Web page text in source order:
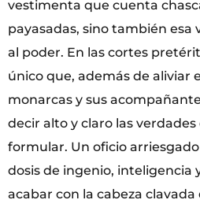
vestimenta que cuenta
payasadas, sino también esa
al poder. En las cortes
único que, además de aliviar
monarcas y sus
decir alto y claro las
formular. Un oficio
dosis de ingenio, inteligencia
acabar con la cabeza clavada